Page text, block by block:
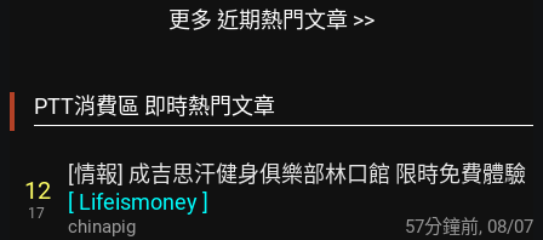
更多 近期熱門文章 >>
PTT消費區 即時熱門文章
12
17
[情報] 成吉思汗健身俱樂部林口館 限時免費體驗
[ Lifeismoney]
chinapig 57分鐘前, 08/07